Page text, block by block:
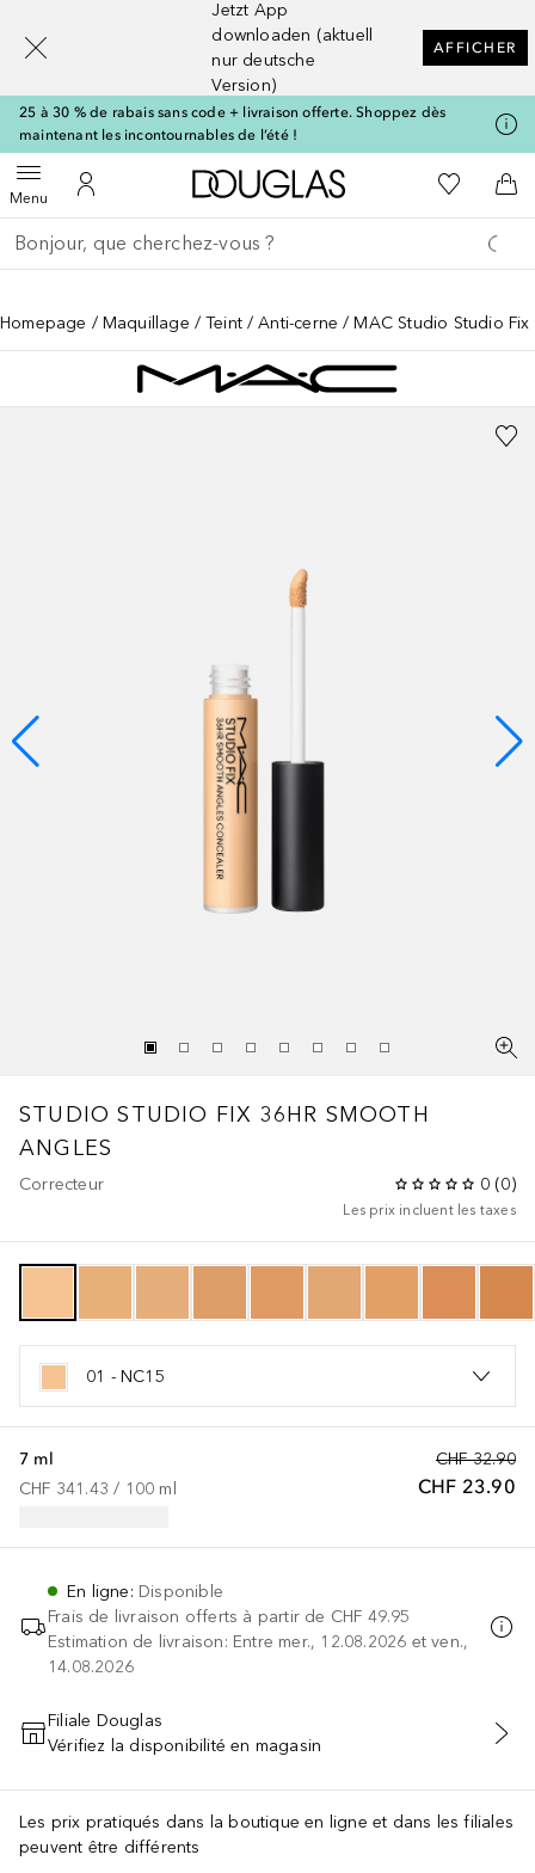
Jetzt App
downloaden (aktuell
nur deutsche
Version)
AFFICHER
25 à 30 % de rabais sans code + livraison offerte. Shoppez dès
maintenant les incontournables de l’été !
MenuOuvrir le menuVers Mon Compte
Vers l'accueil Douglas
Vers Ma
Retourner
Exécuter la recherche
Homepage Maquillage Teint Anti-cerne MAC Studio Studio
STUDIO STUDIO FIX 36HR SMOOTH
ANGLES
Correcteur 0 (0)
Les prix incluent les taxes
01 - NC15
CHF 32.90
CHF 23.90
7 ml
CHF 341.43 / 100 ml
En ligne: Disponible
Frais de livraison offerts à partir de CHF 49.95
Estimation de livraison: Entre mer., 12.08.2026 et ven.,
14.08.2026
AJOUTER AU PANIER
Filiale Douglas
Vérifiez la disponibilité en magasin
Les prix pratiqués dans la boutique en ligne et dans les filiales
peuvent être différents
[navigation.slideout.screenreader]